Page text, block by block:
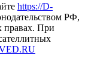
https://D-
РФ,
правах. При